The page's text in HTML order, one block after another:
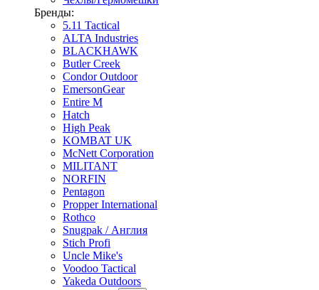
Бренды:
5.11 Tactical
ALTA Industries
BLACKHAWK
Butler Creek
Condor Outdoor
EmersonGear
Entire M
Hatch
High Peak
KOMBAT UK
McNett Corporation
MILITANT
NORFIN
Pentagon
Propper International
Rothco
Snugpak / Англия
Stich Profi
Uncle Mike's
Voodoo Tactical
Yakeda Outdoors